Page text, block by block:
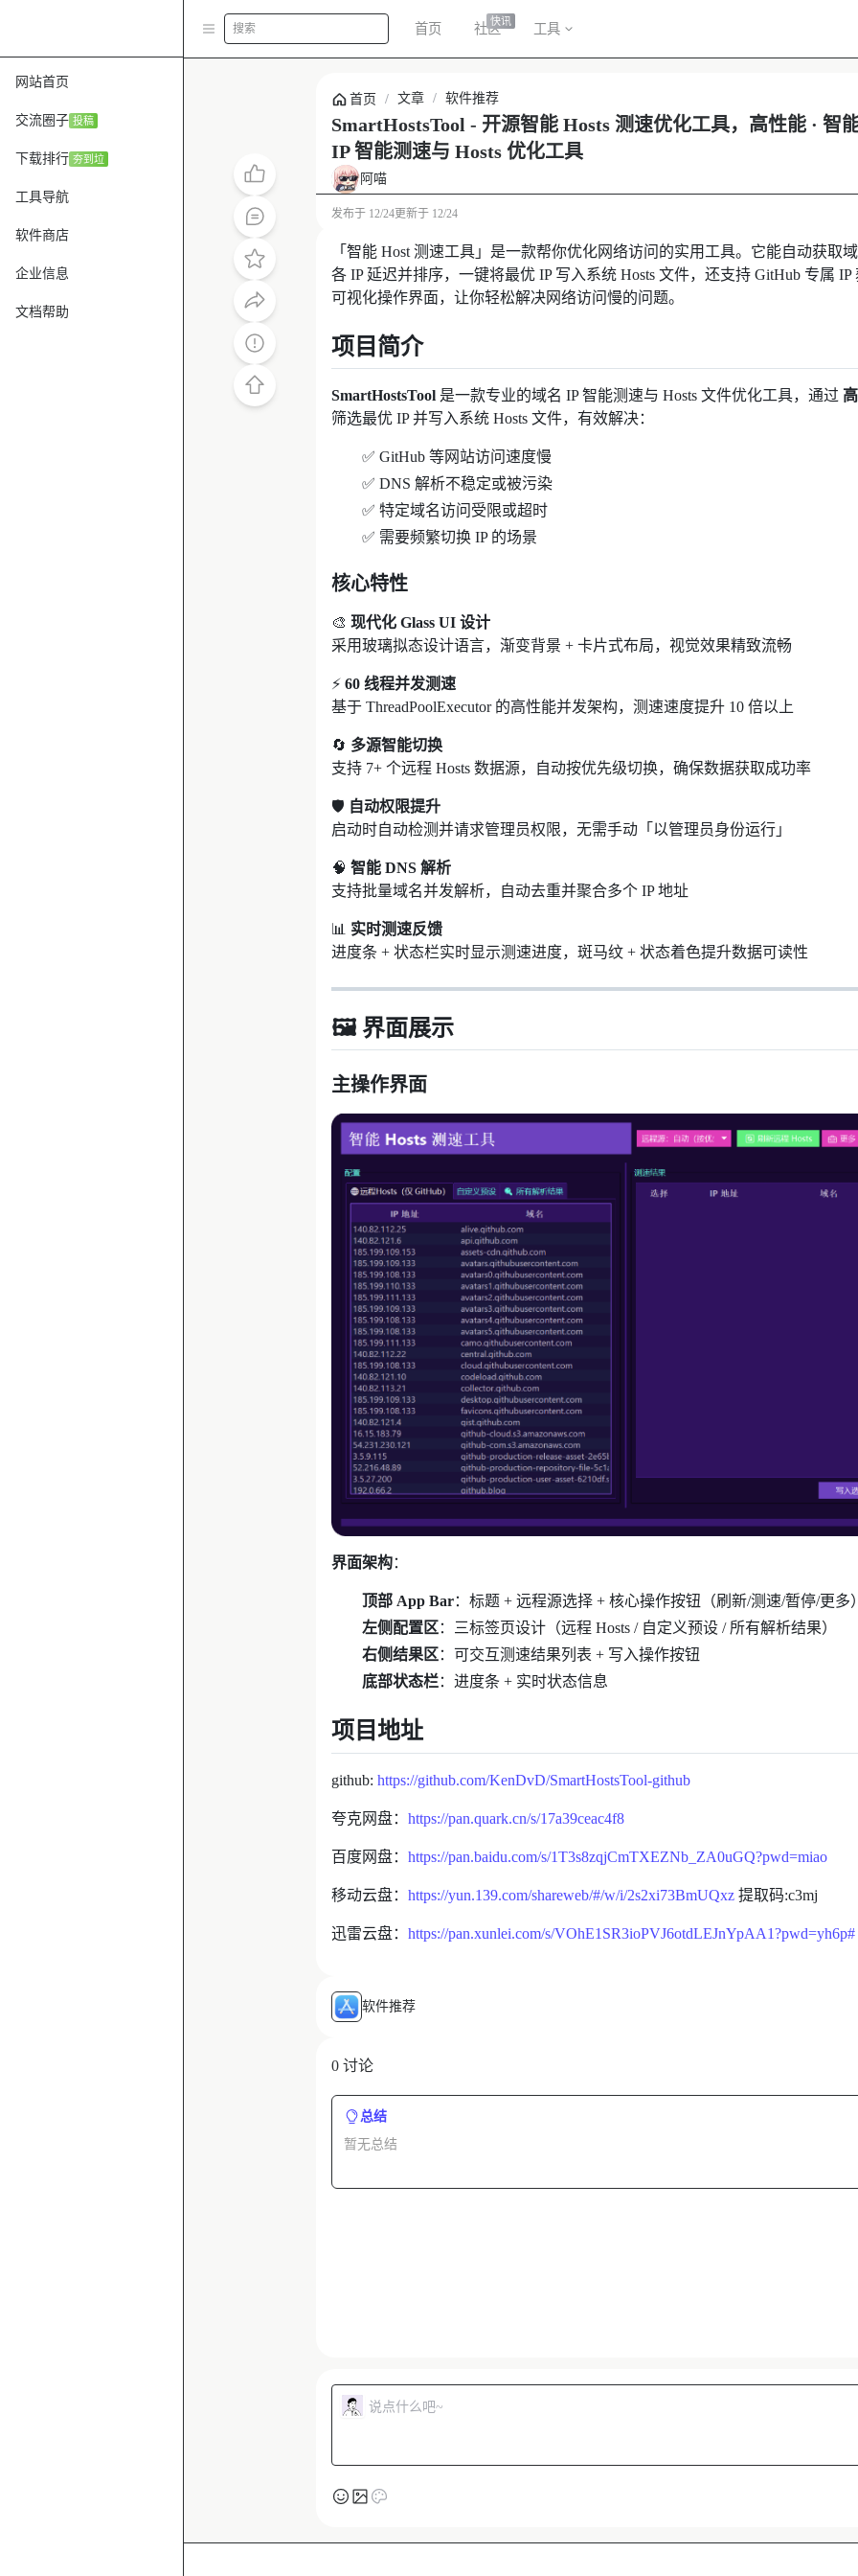
网站首页
交流圈子 投稿
下载排行 夯到垃
工具导航
软件商店
企业信息
文档帮助
搜索 首页 社区快讯 工具
首页 / 文章 / 软件推荐
SmartHostsTool - 开源智能 Hosts 测速优化工具，高性能 · 智
IP 智能测速与 Hosts 优化工具
阿喵
发布于 12/24更新于 12/24
「智能 Host 测速工具」是一款帮你优化网络访问的实用工具。它能自动获取
各 IP 延迟并排序，一键将最优 IP 写入系统 Hosts 文件，还支持 GitHub 专属
可视化操作界面，让你轻松解决网络访问慢的问题。
项目简介
SmartHostsTool 是一款专业的域名 IP 智能测速与 Hosts 文件优化工具，通过
筛选最优 IP 并写入系统 Hosts 文件，有效解决：
✅ GitHub 等网站访问速度慢
✅ DNS 解析不稳定或被污染
✅ 特定域名访问受限或超时
✅ 需要频繁切换 IP 的场景
核心特性
🎨现代化 Glass UI 设计
采用玻璃拟态设计语言，渐变背景 + 卡片式布局，视觉效果精致流畅
⚡60 线程并发测速
基于 ThreadPoolExecutor 的高性能并发架构，测速速度提升 10 倍以上
🔄 多源智能切换
支持 7+ 个远程 Hosts 数据源，自动按优先级切换，确保数据获取成功率
🛡️ 自动权限提升
启动时自动检测并请求管理员权限，无需手动「以管理员身份运行」
🧠智能 DNS 解析
支持批量域名并发解析，自动去重并聚合多个 IP 地址
📊 实时测速反馈
进度条 + 状态栏实时显示测速进度，斑马纹 + 状态着色提升数据可读性
🖼️ 界面展示
主操作界面
界面架构：
顶部 App Bar：标题 + 远程源选择 + 核心操作按钮（刷新/测速/暂停/更多
左侧配置区：三标签页设计（远程 Hosts / 自定义预设 / 所有解析结果）
右侧结果区：可交互测速结果列表 + 写入操作按钮
底部状态栏：进度条 + 实时状态信息
项目地址
github:https://github.com/KenDvD/SmartHostsTool-github
夸克网盘：https://pan.quark.cn/s/17a39ceac4f8
百度网盘：https://pan.baidu.com/s/1T3s8zqjCmTXEZNb_ZA0uGQ?pwd=miao
移动云盘：https://yun.139.com/shareweb/#/w/i/2s2xi73BmUQxz 提取码:c3mj
迅雷云盘：https://pan.xunlei.com/s/VOhE1SR3ioPVJ6otdLEJnYpAA1?pwd=yh6p#
软件推荐
0 讨论
总结
暂无总结